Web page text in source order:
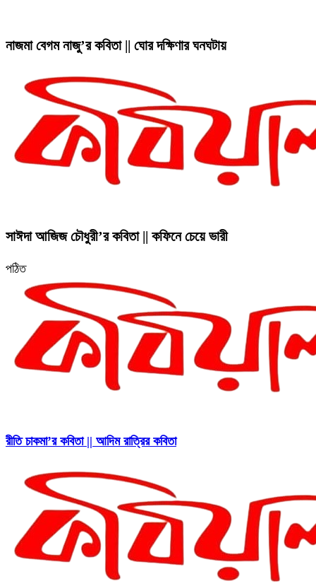
নাজমা বেগম নাজু’র কবিতা || ঘোর দক্ষিণার ঘনঘটায়
সাঈদা আজিজ চৌধুরী’র কবিতা || কফিনে চেয়ে ভারী
পঠিত
রীতি চাকমা’র কবিতা || আদিম রাত্রির কবিতা